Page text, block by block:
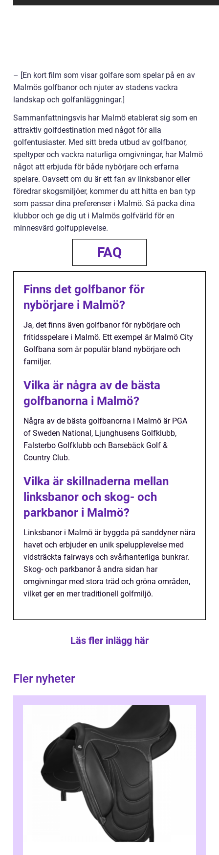
– [En kort film som visar golfare som spelar på en av
Malmös golfbanor och njuter av stadens vackra
landskap och golfanläggningar.]
Sammanfattningsvis har Malmö etablerat sig som en
attraktiv golfdestination med något för alla
golfentusiaster. Med sitt breda utbud av golfbanor,
speltyper och vackra naturliga omgivningar, har Malmö
något att erbjuda för både nybörjare och erfarna
spelare. Oavsett om du är ett fan av linksbanor eller
föredrar skogsmiljöer, kommer du att hitta en ban typ
som passar dina preferenser i Malmö. Så packa dina
klubbor och ge dig ut i Malmös golfvärld för en
minnesvärd golfupplevelse.
FAQ
Finns det golfbanor för
nybörjare i Malmö?
Ja, det finns även golfbanor för nybörjare och
fritidsspelare i Malmö. Ett exempel är Malmö City
Golfbana som är populär bland nybörjare och
familjer.
Vilka är några av de bästa
golfbanorna i Malmö?
Några av de bästa golfbanorna i Malmö är PGA
of Sweden National, Ljunghusens Golfklubb,
Falsterbo Golfklubb och Barsebäck Golf &
Country Club.
Vilka är skillnaderna mellan
linksbanor och skog- och
parkbanor i Malmö?
Linksbanor i Malmö är byggda på sanddyner nära
havet och erbjuder en unik spelupplevelse med
vidsträckta fairways och svårhanterliga bunkrar.
Skog- och parkbanor å andra sidan har
omgivningar med stora träd och gröna områden,
vilket ger en mer traditionell golfmiljö.
Läs fler inlägg här
Fler nyheter